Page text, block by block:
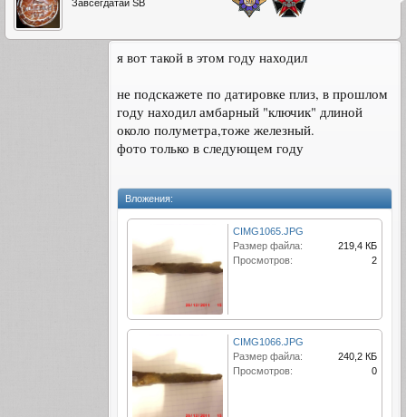
Завсегдатай SB
я вот такой в этом году находил
не подскажете по датировке плиз, в прошлом
году находил амбарный "ключик" длиной
около полуметра,тоже железный.
фото только в следующем году
Вложения:
CIMG1065.JPG
Размер файла:
219,4 КБ
Просмотров:
2
CIMG1066.JPG
Размер файла:
240,2 КБ
Просмотров:
0